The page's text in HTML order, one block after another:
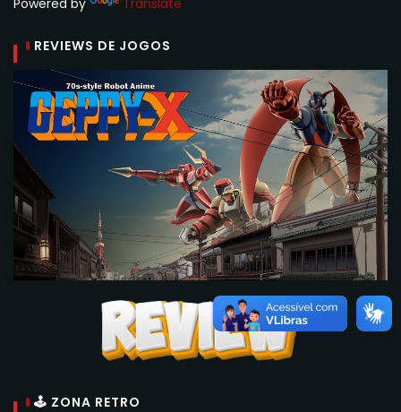
Powered by Translate
REVIEWS DE JOGOS
🕹 ZONA RETRO